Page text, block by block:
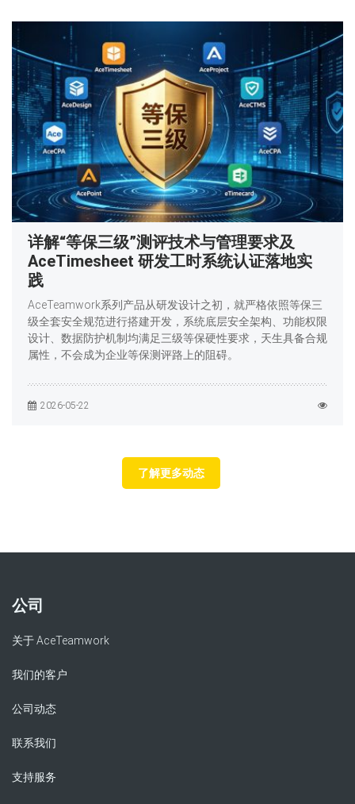
详解“等保三级”测评技术与管理要求及
AceTimesheet 研发工时系统认证落地实
践
AceTeamwork系列产品从研发设计之初，就严格依照等保三
级全套安全规范进行搭建开发，系统底层安全架构、功能权限
设计、数据防护机制均满足三级等保硬性要求，天生具备合规
属性，不会成为企业等保测评路上的阻碍。
2026-05-22
了解更多动态
公司
关于 AceTeamwork
我们的客户
公司动态
联系我们
支持服务